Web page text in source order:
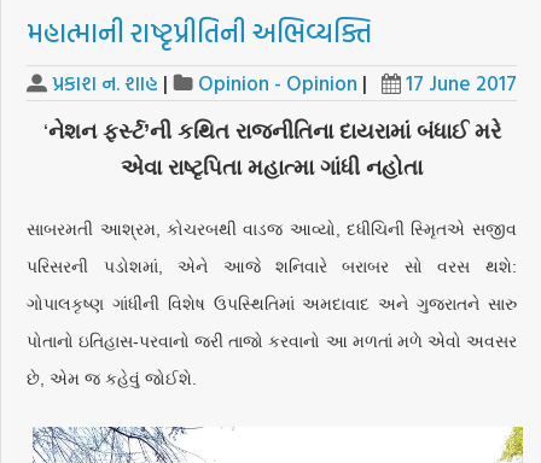
મહાત્માની રાષ્ટૃપ્રીતિની અભિવ્યક્તિ
પ્રકાશ ન. શાહ | Opinion - Opinion | 17 June 2017
‘નેશન ફર્સ્ટ’ની કથિત રાજનીતિના દાયરામાં બંધાઈ મરે
એવા રાષ્ટૃપિતા મહાત્મા ગાંધી નહોતા
સાબરમતી આશ્રમ, કોચરબથી વાડજ આવ્યો, દધીચિની સ્મૃિતએ સજીવ
પરિસરની પડોશમાં, એને આજે શનિવારે બરાબર સો વરસ થશે:
ગોપાલકૃષ્ણ ગાંધીની વિશેષ ઉપસ્થિતિમાં અમદાવાદ અને ગુજરાતને સારુ
પોતાનો ઇતિહાસ-પરવાનો જરી તાજો કરવાનો આ મળતાં મળે એવો અવસર
છે, એમ જ કહેવું જોઈશે.